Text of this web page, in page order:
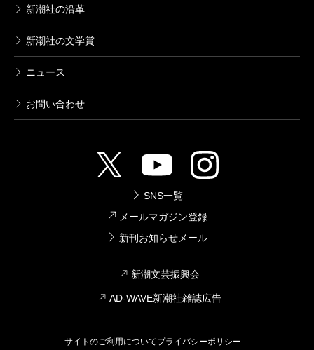
新潮社の沿革
新潮社の文学賞
ニュース
お問い合わせ
SNS一覧
メールマガジン登録
新刊お知らせメール
新潮文芸振興会
AD-WAVE新潮社雑誌広告
サイトのご利用についてプライバシーポリシー